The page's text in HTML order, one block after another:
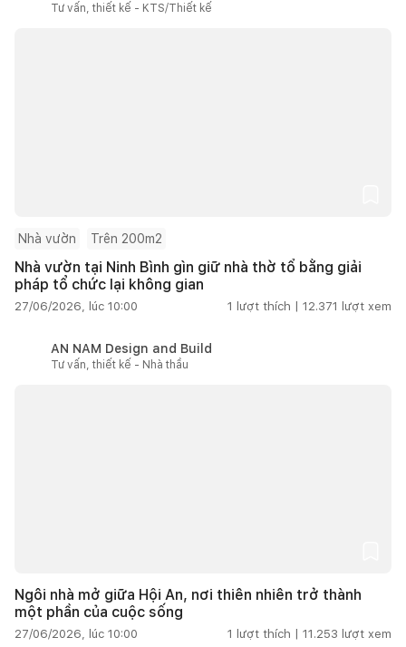
Tư vấn, thiết kế - KTS/Thiết kế
Nhà vườn Trên 200m2
Nhà vườn tại Ninh Bình gìn giữ nhà thờ tổ bằng giải
pháp tổ chức lại không gian
27/06/2026, lúc 10:00 1 lượt thích | 12.371 lượt xem
AN NAM Design and Build
Tư vấn, thiết kế - Nhà thầu
Ngôi nhà mở giữa Hội An, nơi thiên nhiên trở thành
một phần của cuộc sống
27/06/2026, lúc 10:00 1 lượt thích | 11.253 lượt xem